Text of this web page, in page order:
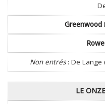
Greenwood
Rowe
Non entrés: De Lange
LE